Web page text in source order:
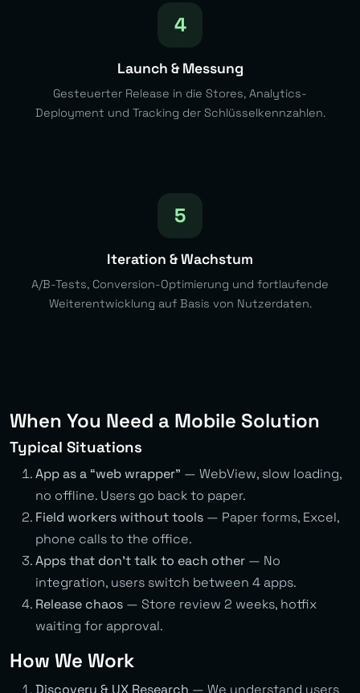
4
Launch & Messung
Gesteuerter Release in die Stores, Analytics-
Deployment und Tracking der Schlüsselkennzahlen.
5
Iteration & Wachstum
A/B-Tests, Conversion-Optimierung und fortlaufende
Weiterentwicklung auf Basis von Nutzerdaten.
When You Need a Mobile Solution
Typical Situations
App as a “web wrapper” — WebView, slow loading,
no offline. Users go back to paper.
Field workers without tools — Paper forms, Excel,
phone calls to the office.
Apps that don’t talk to each other — No
integration, users switch between 4 apps.
Release chaos — Store review 2 weeks, hotfix
waiting for approval.
How We Work
Discovery & UX Research — We understand users